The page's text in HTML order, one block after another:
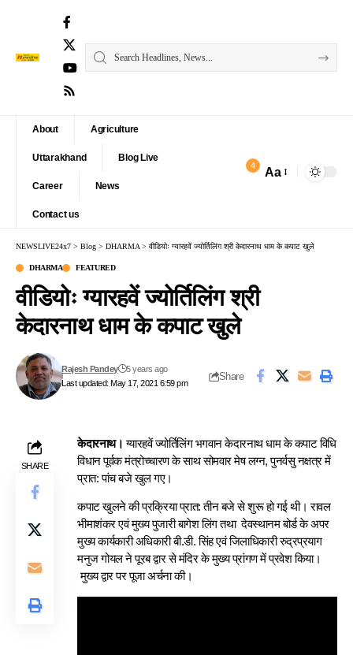
About Agriculture
Uttarakhand Blog Live
Career News
Contact us
4 Aa
NEWSLIVE24x7 > Blog > DHARMA > वीडियोः ग्यारहवें ज्योर्तिलिंग श्री केदारनाथ धाम के कपाट खुले
DHARMA FEATURED
वीडियोः ग्यारहवें ज्योर्तिलिंग श्री
केदारनाथ धाम के कपाट खुले
Last updated: May 17, 2021 6:59 pm
Rajesh Pandey 5 years ago
Share
SHARE
केदारनाथ। ग्यारहवें ज्योर्तिलिंग भगवान केदारनाथ धाम के कपाट विधि
विधान पूर्वक मंत्रोच्चारण के साथ सोमवार मेष लग्न, पुनर्वसु नक्षत्र में
प्रात: पांच बजे खुल गए।
कपाट खुलने की प्रक्रिया प्रात: तीन बजे से शुरू हो गई थी। रावल
भीमाशंकर एवं मुख्य पुजारी बागेश लिंग तथा देवस्थानम बोर्ड के अपर
मुख्य कार्यकारी अधिकारी बी.डी. सिंह एवं जिलाधिकारी रुद्रप्रयाग
मनुज गोयल ने पूरब द्वार से मंदिर के मुख्य प्रांगण में प्रवेश किया।
मुख्य द्वार पर पूजा अर्चना की।